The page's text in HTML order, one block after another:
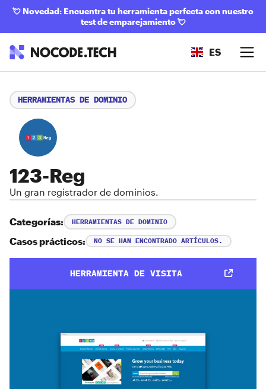
💘 Novedad: Encuentra tu herramienta perfecta con nuestro
test de emparejamiento💘
ES
HERRAMIENTAS DE DOMINIO
123-Reg
Un gran registrador de dominios.
Categorías: HERRAMIENTAS DE DOMINIO
Casos prácticos: NO SE HAN ENCONTRADO ARTÍCULOS.
HERRAMIENTA DE VISITA